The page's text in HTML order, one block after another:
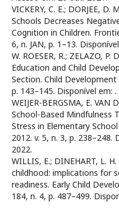
VICKERY, C. E.; DORJEE,
Schools Decreases
Cognition in Children.
6, n. JAN, p. 1–13.
W. ROESER, R.; ZELAZO,
Education and Child
Section. Child Development
p. 143–145. Disponível em: .
WEIJER-BERGSMA, E.
School-Based Mindfulness
Stress in Elementary
2012. v. 5, n. 3, p. 238–248.
2022.
WILLIS, E.; DINEHART, L.
childhood: implications for
readiness. Early Child
184, n. 4, p. 487–499.